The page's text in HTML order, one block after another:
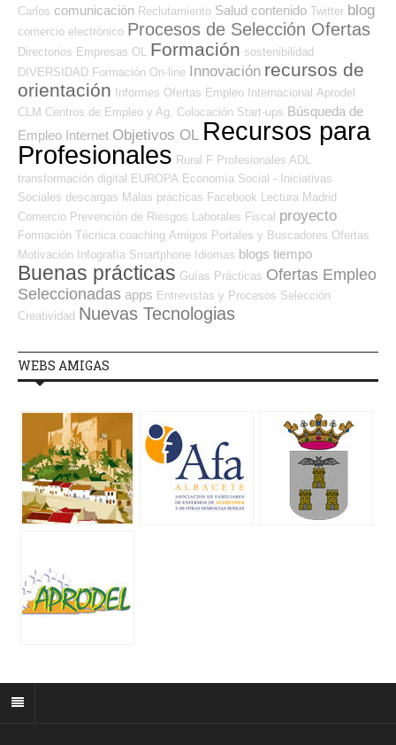
Carlos comunicación Reclutamiento Salud contenido Twitter blog
comercio electrónico Procesos de Selección Ofertas
Directorios Empresas OL Formación sostenibilidad
DIVERSIDAD Formación On-line Innovación recursos de
orientación Informes Ofertas Empleo Internacional Aprodel
CLM Centros de Empleo y Ag. Colocación Start-ups Búsqueda de
Empleo Internet Objetivos OL Recursos para
Profesionales Rural F Profesionales ADL
transformación digital EUROPA Economía Social - Iniciativas
Sociales descargas Malas prácticas Facebook Lectura Madrid
Comercio Prevención de Riesgos Laborales Fiscal proyecto
Formación Técnica coaching Amigos Portales y Buscadores Ofertas
Motivación Infografía Smartphone Idiomas blogs tiempo
Buenas prácticas Guías Prácticas Ofertas Empleo
Seleccionadas apps Entrevistas y Procesos Selección
Creatividad Nuevas Tecnologias
WEBS AMIGAS